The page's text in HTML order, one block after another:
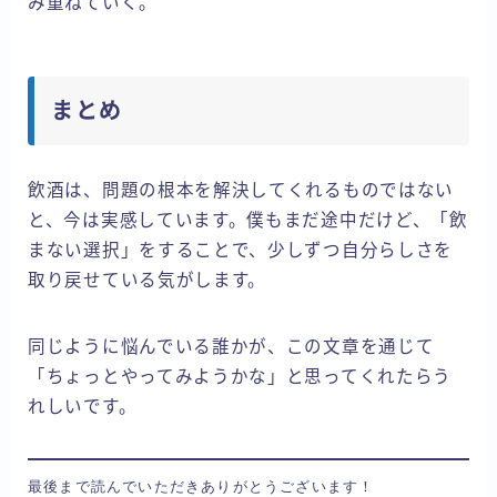
まとめ
飲酒は、問題の根本を解決してくれるものではない
と、今は実感しています。僕もまだ途中だけど、「飲
まない選択」をすることで、少しずつ自分らしさを
取り戻せている気がします。
同じように悩んでいる誰かが、この文章を通じて
「ちょっとやってみようかな」と思ってくれたらう
れしいです。
最後まで読んでいただきありがとうございます！